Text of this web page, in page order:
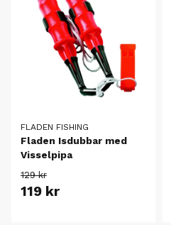
FLADEN FISHING
Fladen Isdubbar med
Visselpipa
129 kr
119 kr